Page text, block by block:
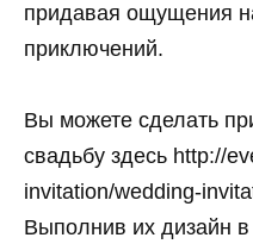
придавая ощущения
приключений.
Вы можете сделать
свадьбу здесь http://
invitation/wedding-
Выполнив их дизайн